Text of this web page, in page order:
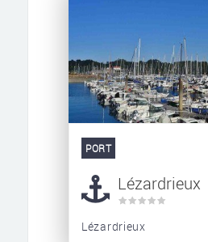
PORT
Lézardrieux
Lézardrieux